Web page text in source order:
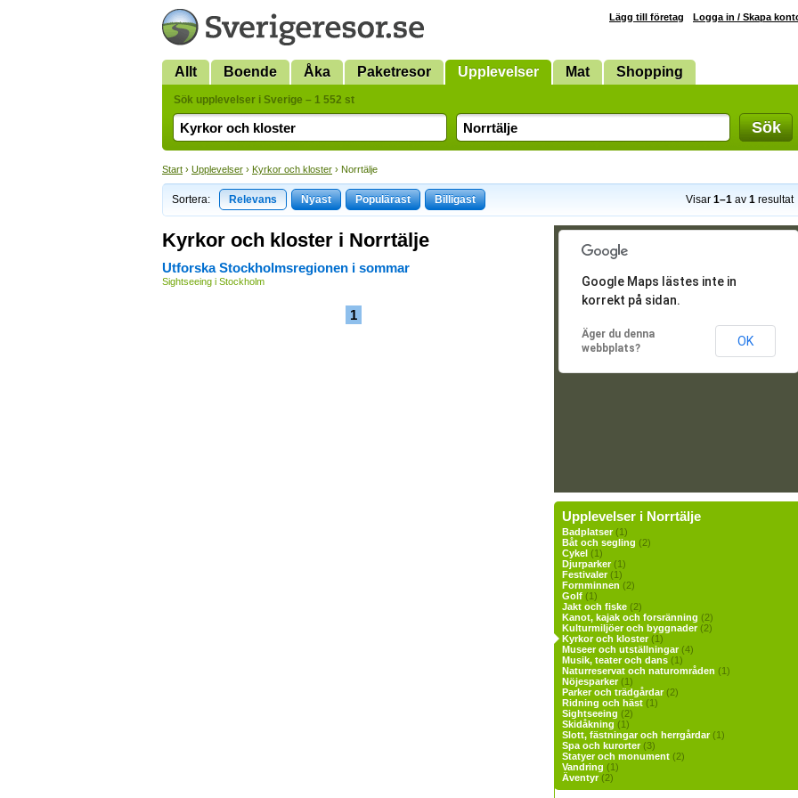
Lägg till företag Logga in / Skapa
Allt Boende Åka Paketresor Upplevelser Mat Shopping
Sök upplevelser i Sverige – 1 552 st
Sök
Start › Upplevelser › Kyrkor och kloster › Norrtälje
Sortera: Relevans Nyast Populärast Billigast Visar 1–1 av 1 resultat
Kyrkor och kloster i Norrtälje
Utforska Stockholmsregionen i sommar
Sightseeing i Stockholm
1
Google Maps lästes inte in
korrekt på sidan.
Äger du denna
webbplats?
OK
Upplevelser i Norrtälje
Badplatser(1)
Båt och segling (2)
Cykel (1)
Djurparker(1)
Festivaler(1)
Fornminnen (2)
Golf (1)
Jakt och fiske (2)
Kanot, kajak och forsränning (2)
Kulturmiljöer och byggnader(2)
Kyrkor och kloster(1)
Museer och utställningar(4)
Musik, teater och dans (1)
Naturreservat och naturområden (1)
Nöjesparker(1)
Parker och trädgårdar(2)
Ridning och häst (1)
Sightseeing (2)
Skidåkning (1)
Slott, fästningar och herrgårdar(1)
Spa och kurorter(3)
Statyer och monument (2)
Vandring (1)
Äventyr(2)